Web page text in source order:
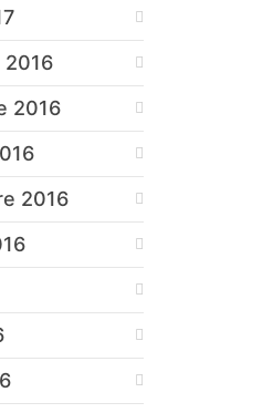
2016
2016
2016